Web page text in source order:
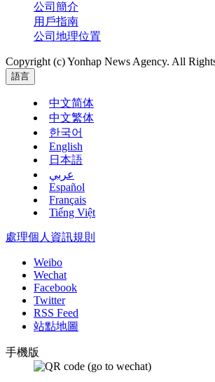
公司簡介
用戶指南
公司地理位置
Copyright (c) Yonhap News Agency. All
語言
中文简体
中文繁体
한국어
English
日本語
عربي
Español
Français
Tiếng Việt
處理個人資訊規則
Weibo
Wechat
Facebook
Twitter
RSS Feed
站點地圖
手機版